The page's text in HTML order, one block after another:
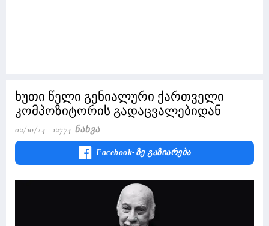
ხუთი წელი გენიალური ქართველი
კომპოზიტორის გადაცვალებიდან
02/10/24 12774 Ნახვა
Facebook-Ზე Გაზიარება